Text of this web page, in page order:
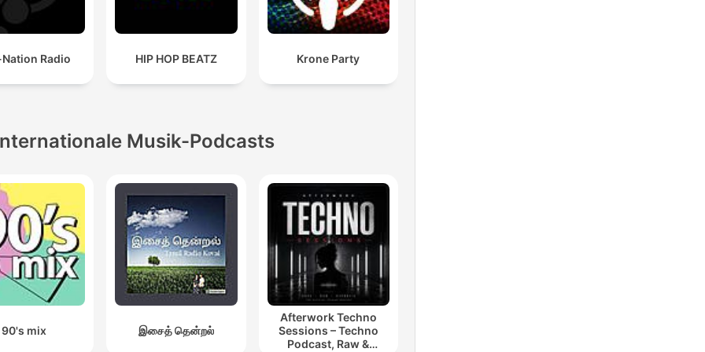
Radio HIP HOP BEATZ Krone Party
Musik-Podcasts
90's mix இசைத் தென்றல்
Afterwork Techno
Sessions – Techno
Podcast, Raw &